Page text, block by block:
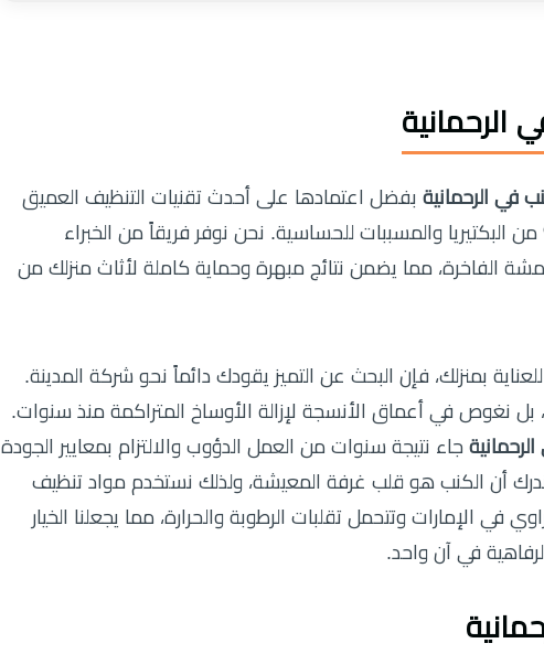
في الرحمانية بفضل اعتمادها على أحدث تقنيات التنظيف العميق
الحراري التي تقضي على 99.9% من البكتيريا والمسببات للحساسية. نحن نوفر فريقاً من الخبراء
الفاخرة، مما يضمن نتائج مبهرة وحماية كاملة لأثاث منزلك من
بمنزلك، فإن البحث عن التميز يقودك دائماً نحو شركة المدينة.
نغوص في أعماق الأنسجة لإزالة الأوساخ المتراكمة منذ سنوات.
جاء نتيجة سنوات من العمل الدؤوب والالتزام بمعايير الجودة
ندرك أن الكنب هو قلب غرفة المعيشة، ولذلك نستخدم مواد تنظيف
الإمارات وتتحمل تقلبات الرطوبة والحرارة، مما يجعلنا الخيار
في آن واحد.